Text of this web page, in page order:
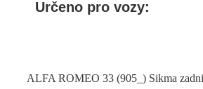
Určeno pro vozy:
ALFA ROMEO 33 (905_) Sikma